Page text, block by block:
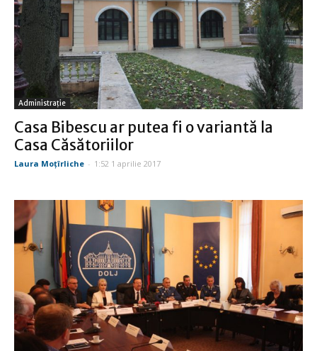
Administraţie
Casa Bibescu ar putea fi o variantă la
Casa Căsătoriilor
Laura Moţîrliche - 1:52 1 aprilie 2017